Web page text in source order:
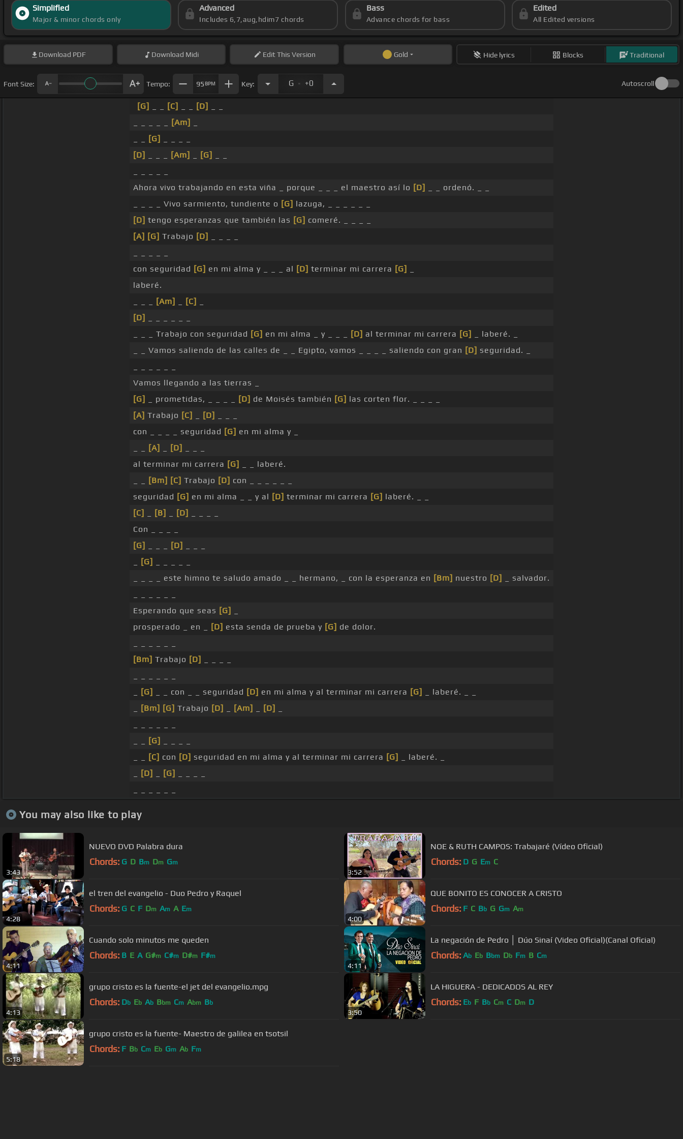
Simplified
Major & minor chords only
Advanced
Includes 6,7,aug,hdim7 chords
Bass
Advance chords for bass
Edited
All Edited versions
Download PDF Download Midi EditThis Version Gold Hide lyrics Blocks Traditional
Font Size: Tempo: 95 BPM Key: G . +0 Autoscroll
[G] [C] [D]
[Am]
[G]
[D]
[Am] [G]
Ahora vivo trabajando en esta viña _ porque _ _ _ el maestro así lo [D]
_ _ ordenó. _ _
_ _ _ _ Vivo sarmiento, tundiente o [G] lazuga, _ _ _ _ _ _
[D] tengo esperanzas que también las [G] comeré. _ _ _ _
[A] [G] Trabajo [D]
con seguridad [G] en mi alma y _ _ _ al [D] terminar mi carrera [G]
laberé.
[Am] [C]
[D]
_ _ _ Trabajo con seguridad [G] en mi alma _ y _ _ _ [D] al terminar mi carrera [G]
_ laberé. _
_ _ Vamos saliendo de las calles de _ _ Egipto, vamos _ _ _ _ saliendo con gran [D] seguridad. _
Vamos llegando a las tierras _
[G]
_ prometidas, _ _ _ _ [D] de Moisés también [G] las corten flor. _ _ _ _
[A] Trabajo [C] [D]
con _ _ _ _ seguridad [G] en mi alma y _
[A] [D]
al terminar mi carrera [G]
_ _ laberé.
[Bm] [C] Trabajo [D] con _ _ _ _ _ _
seguridad [G] en mi alma _ _ y al [D] terminar mi carrera [G] laberé. _ _
[C]
[B] [D]
Con _ _ _ _
[G]
[D]
[G]
_ _ _ _ este himno te saludo amado _ _ hermano, _ con la esperanza en [Bm] nuestro [D]
_ salvador.
Esperando que seas [G]
prosperado _ en _
[D] esta senda de prueba y [G] de dolor.
[Bm] Trabajo [D]
[G] _ _ con _ _ seguridad [D] en mi alma y al terminar mi carrera [G]
_ laberé. _ _
[Bm] [G] Trabajo [D] [Am] [D]
[G]
[C] con [D] seguridad en mi alma y al terminar mi carrera [G]
_ laberé. _
[D] [G]
You may also like to play
3:43
NUEVO DVD Palabra dura
Chords: G D Bm Dm Gm
3:52
NOE & RUTH CAMPOS: Trabajaré (Vídeo Oficial)
Chords: D G Em C
4:28
el tren del evangelio - Duo Pedro y Raquel
Chords: G C F Dm Am A Em
4:00
QUE BONITO ES CONOCER A CRISTO
Chords: F C Bb G Gm Am
4:11
Cuando solo minutos me queden
Chords: B E A G#m C#m D#m F#m
4:11
La negación de Pedro │ Dúo Sinaí (Video Oficial)(Canal Oficial)
Chords: Ab Eb Bbm Db Fm B Cm
4:13
grupo cristo es la fuente-el jet del evangelio.mpg
Chords: Db Eb Ab Bbm Cm Abm Bb
3:50
LA HIGUERA - DEDICADOS AL REY
Chords: Eb F Bb Cm C Dm D
5:18
grupo cristo es la fuente- Maestro de galilea en tsotsil
Chords: F Bb Cm Eb Gm Ab Fm